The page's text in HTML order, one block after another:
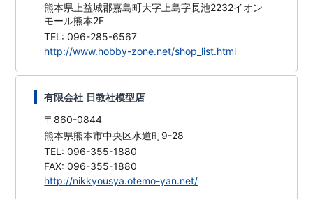
熊本県上益城郡嘉島町大字上島字長池2232イオン
モール熊本2F
TEL: 096-285-6567
http://www.hobby-zone.net/shop_list.html
有限会社 日教社模型店
〒860-0844
熊本県熊本市中央区水道町9-28
TEL: 096-355-1880
FAX: 096-355-1880
http://nikkyousya.otemo-yan.net/